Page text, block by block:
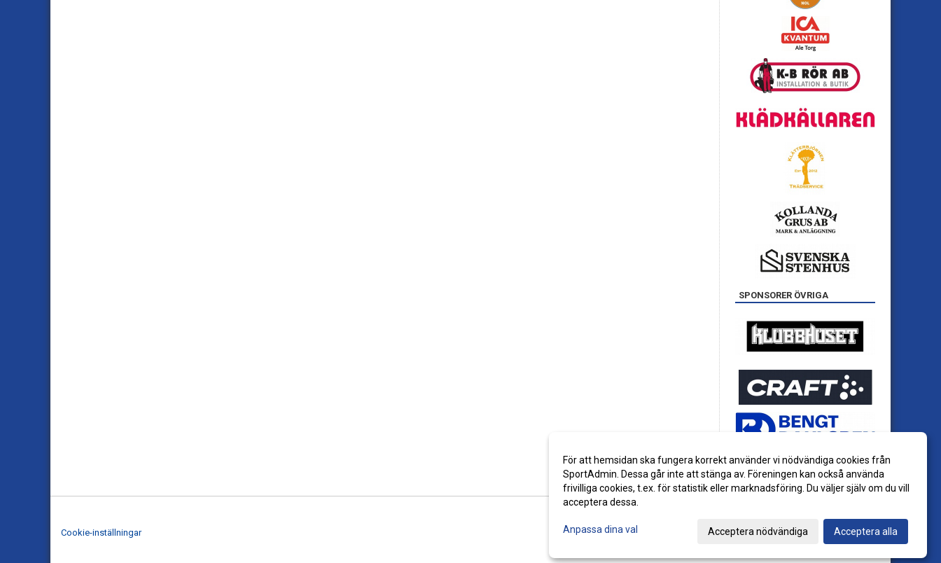
SPONSORER ÖVRIGA
Cookie-inställningar
För att hemsidan ska fungera korrekt använder vi nödvändiga cookies från
SportAdmin. Dessa går inte att stänga av. Föreningen kan också använda
frivilliga cookies, t.ex. för statistik eller marknadsföring. Du väljer själv om du vill
acceptera dessa.
Anpassa dina val Acceptera nödvändiga Acceptera alla